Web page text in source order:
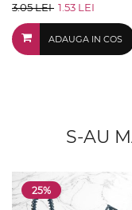
3.05 LEI 1.53 LEI
ADAUGA IN COS
S-AU
25%